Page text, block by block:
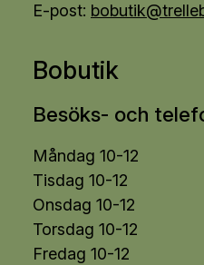
E-post:
Bobutik
Besöks- och
Måndag 10-12
Tisdag 10-12
Onsdag 10-12
Torsdag 10-12
Fredag 10-12